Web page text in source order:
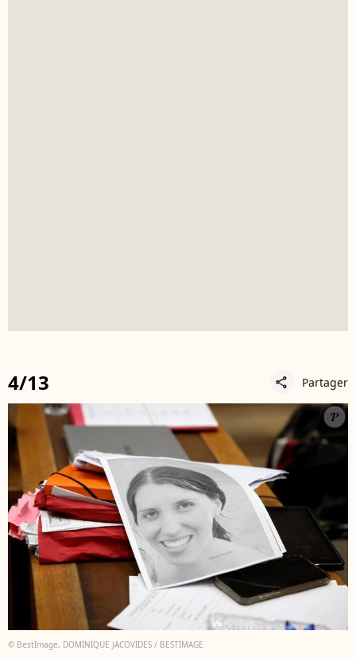
4/13 share Partager
© BestImage, DOMINIQUE JACOVIDES / BESTIMAGE